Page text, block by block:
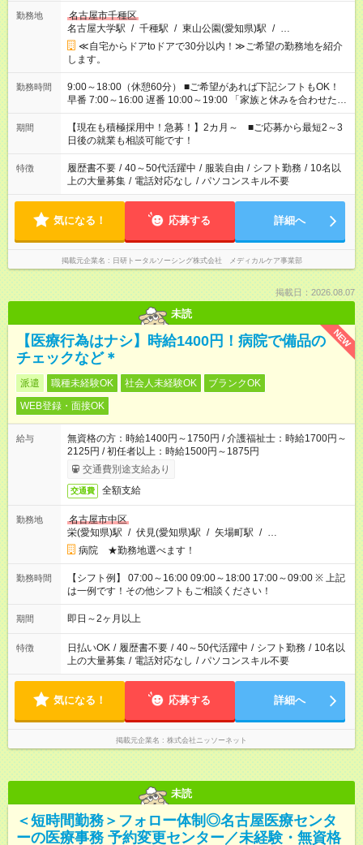
勤務地
名古屋市千種区
名古屋大学駅 / 千種駅 / 東山公園(愛知県)駅 / …
≪自宅からドアtoドアで30分以内！≫ご希望の勤務地を紹介
します。
勤務時間
9:00～18:00（休憩60分） ■ご希望があれば下記シフトもOK！
早番 7:00～16:00 遅番 10:00～19:00 「家族と休みを合わせた
い」 「余裕を持って夕飯の準備がしたい」 「できれば残業はし
たくない」 など、ご希望を教えてくださいね。 ※Wワーク希望
の方へ 今ご覧のお仕事で希望する勤務時間と、もう1つのお仕事
の勤務時間。 合計で週40時間を超える場合は応募できません。
期間
【現在も積極採用中！急募！】2カ月～ ■ご応募から最短2～3
日後の就業も相談可能です！
特徴 履歴書不要 / 40～50代活躍中 / 服装自由 / シフト勤務 / 10名以
上の大量募集 / 電話対応なし / パソコンスキル不要
気になる！ 応募する 詳細へ
掲載元企業名 日研トータルソーシング株式会社 メディカルケア事業部
掲載日：2026.08.07
未読
NEW
【医療行為はナシ】時給1400円！病院で備品の
チェックなど＊
派遣 職種未経験OK 社会人未経験OK
ブランクOK
WEB登録・面接OK
給与
無資格の方：時給1400円～1750円 / 介護福祉士：時給1700円～
2125円 / 初任者以上：時給1500円～1875円
交通費別途支給あり
交通費 全額支給
勤務地
名古屋市中区
栄(愛知県)駅 / 伏見(愛知県)駅 / 矢場町駅 / …
病院 ★勤務地選べます！
勤務時間
【シフト例】 07:00～16:00 09:00～18:00 17:00～09:00 ※ 上記
は一例です！その他シフトもご相談ください！
期間 即日～2ヶ月以上
特徴 日払いOK / 履歴書不要 / 40～50代活躍中 / シフト勤務 / 10名以
上の大量募集 / 電話対応なし / パソコンスキル不要
気になる！ 応募する 詳細へ
掲載元企業名 株式会社ニッソーネット
未読
＜短時間勤務＞フォロー体制◎名古屋医療センタ
ーの医療事務 予約変更センター／未経験・無資格